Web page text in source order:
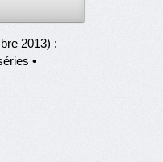
2013) :
•